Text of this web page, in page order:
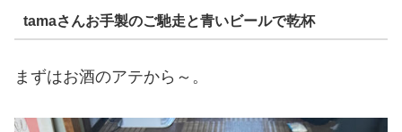
tamaさんお手製のご馳走と青いビールで乾杯
まずはお酒のアテから～。